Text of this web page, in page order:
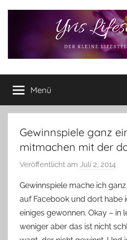
Yvis
Lifestyle
Lifestyle
Blog
–
Lifestyle,
Rezensionen,
Produkttests
und
mehr
Menü
Gewinnspiele ganz
mitmachen mit der
Veröffentlicht am Juli 2, 2014
n
Y
v
o
Gewinnspiele mache ich
auf Facebook und dort habe
einiges gewonnen. Okay – in
weniger aber das ist nicht